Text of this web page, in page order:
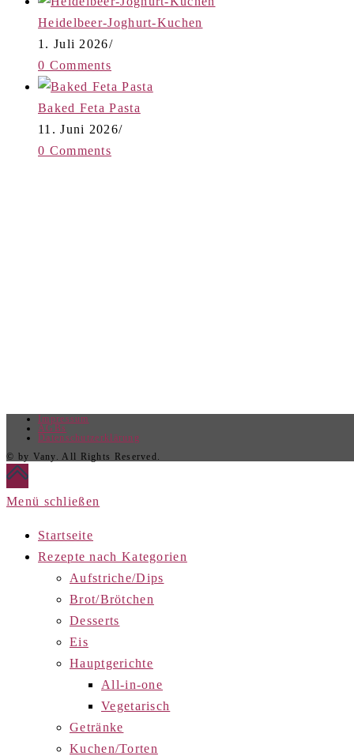
Heidelbeer-Joghurt-Kuchen
1. Juli 2026/
0 Comments
Baked Feta Pasta
11. Juni 2026/
0 Comments
Impressum
AGBs
Datenschutzerklärung
© by Vany. All Rights Reserved.
Menü schließen
Startseite
Rezepte nach Kategorien
Aufstriche/Dips
Brot/Brötchen
Desserts
Eis
Hauptgerichte
All-in-one
Vegetarisch
Getränke
Kuchen/Torten